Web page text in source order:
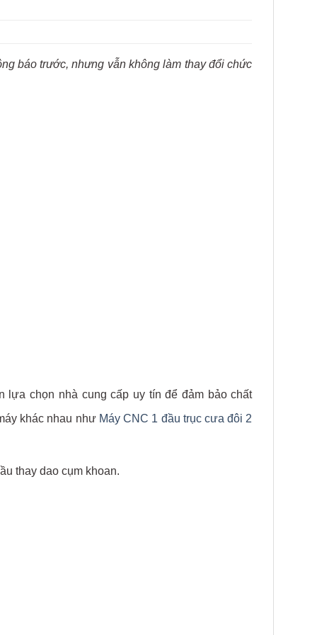
báo trước, nhưng vẫn không làm thay đổi chức
lựa chọn nhà cung cấp uy tín để đảm bảo chất
khác nhau như Máy CNC 1 đầu trục cưa đôi 2
thay dao cụm khoan.